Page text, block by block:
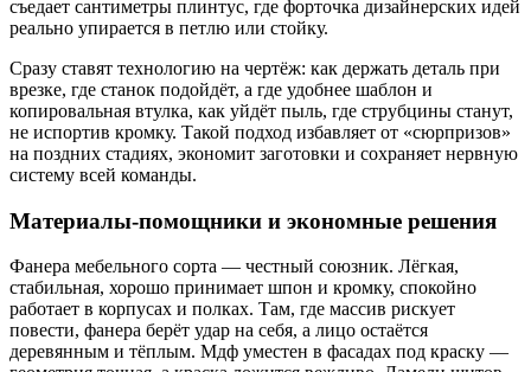
съедает сантиметры плинтус, где форточка дизайнерских идей
реально упирается в петлю или стойку.
Сразу ставят технологию на чертёж: как держать деталь при
врезке, где станок подойдёт, а где удобнее шаблон и
копировальная втулка, как уйдёт пыль, где струбцины станут,
не испортив кромку. Такой подход избавляет от «сюрпризов»
на поздних стадиях, экономит заготовки и сохраняет нервную
систему всей команды.
Материалы‑помощники и экономные решения
Фанера мебельного сорта — честный союзник. Лёгкая,
стабильная, хорошо принимает шпон и кромку, спокойно
работает в корпусах и полках. Там, где массив рискует
повести, фанера берёт удар на себя, а лицо остаётся
деревянным и тёплым. Мдф уместен в фасадах под краску —